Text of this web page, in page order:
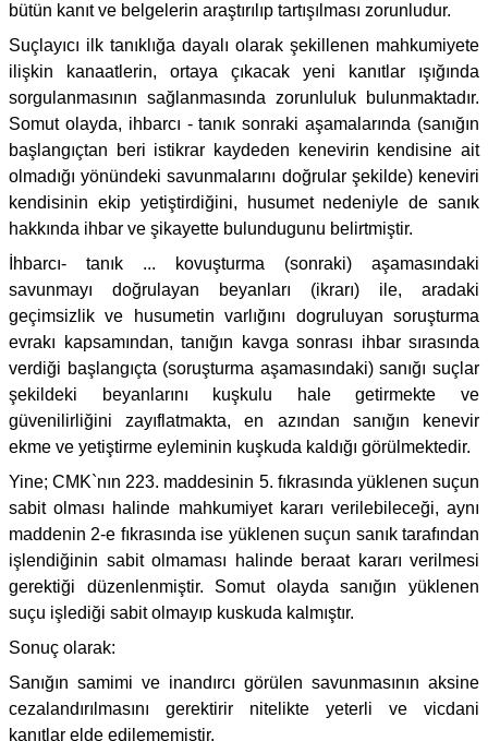
bütün kanıt ve belgelerin araştırılıp tartışılması zorunludur.
Suçlayıcı ilk tanıklığa dayalı olarak şekillenen mahkumiyete
ilişkin kanaatlerin, ortaya çıkacak yeni kanıtlar ışığında
sorgulanmasının sağlanmasında zorunluluk bulunmaktadır.
Somut olayda, ihbarcı - tanık sonraki aşamalarında (sanığın
başlangıçtan beri istikrar kaydeden kenevirin kendisine ait
olmadığı yönündeki savunmalarını doğrular şekilde) keneviri
kendisinin ekip yetiştirdiğini, husumet nedeniyle de sanık
hakkında ihbar ve şikayette bulundugunu belirtmiştir.
İhbarcı- tanık ... kovuşturma (sonraki) aşamasındaki
savunmayı doğrulayan beyanları (ikrarı) ile, aradaki
geçimsizlik ve husumetin varlığını dogruluyan soruşturma
evrakı kapsamından, tanığın kavga sonrası ihbar sırasında
verdiği başlangıçta (soruşturma aşamasındaki) sanığı suçlar
şekildeki beyanlarını kuşkulu hale getirmekte ve
güvenilirliğini zayıflatmakta, en azından sanığın kenevir
ekme ve yetiştirme eyleminin kuşkuda kaldığı görülmektedir.
Yine; CMK`nın 223. maddesinin 5. fıkrasında yüklenen suçun
sabit olması halinde mahkumiyet kararı verilebileceği, aynı
maddenin 2-e fıkrasında ise yüklenen suçun sanık tarafından
işlendiğinin sabit olmaması halinde beraat kararı verilmesi
gerektiği düzenlenmiştir. Somut olayda sanığın yüklenen
suçu işlediği sabit olmayıp kuskuda kalmıştır.
Sonuç olarak:
Sanığın samimi ve inandırcı görülen savunmasının aksine
cezalandırılmasını gerektirir nitelikte yeterli ve vicdani
kanıtlar elde edilememiştir.